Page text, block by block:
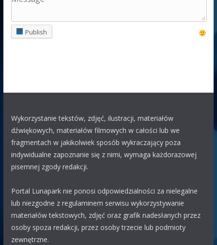
Event
03.08 12:02
Polak63
29.07 12:03
KUBAchyba właśnie z Wojtkiem jest coś nie tak
KUBA
29.07 09:53
WOJTEK
WOJTEK
ty jestes chory , czy coś z toba nie tak
?
eAK
29.07 08:31
BariJest lunapark na parkingu M1 Marki koło Burger King.
Publish
Wykorzystanie tekstów, zdjęć, ilustracji, materiałów
dźwiękowych, materiałów filmowych w całości lub we
fragmentach w jakikolwiek sposób wykraczający poza
indywidualne zapoznanie się z nimi, wymaga każdorazowej
pisemnej zgody redakcji.
Portal Lunapark nie ponosi odpowiedzialności za nielegalne
lub niezgodne z regulaminem serwisu wykorzystywanie
materiałów tekstowych, zdjęć oraz grafik nadesłanych przez
osoby spoza redakcji, przez osoby trzecie lub podmioty
zewnętrzne.